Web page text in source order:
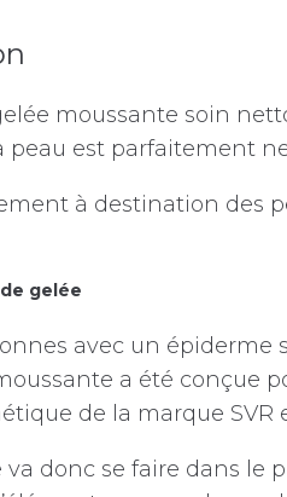
moussante soin
peau est parfaitement
à destination des
gelée
avec un
a été conçue
de la marque
donc se faire dans le